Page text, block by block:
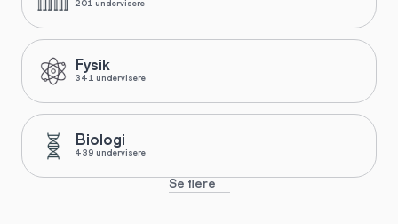
201 undervisere
Fysik
341 undervisere
Biologi
439 undervisere
Se flere